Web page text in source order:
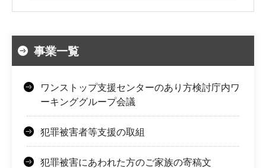
事業一覧
ワンストップ支援センターのあり方検討庁内ワ
ーキンググループ会議
犯罪被害者等支援の取組
犯罪被害にあわれた方のご家族の寄稿文